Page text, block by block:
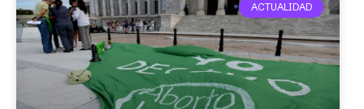
ACTUALIDAD